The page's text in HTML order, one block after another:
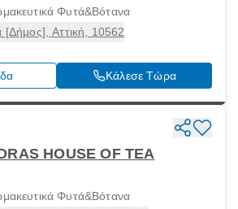
Φυτά&Βότανα
Αττική, 10562
Κάλεσε Τώρα
HOUSE OF TEA
Φυτά&Βότανα